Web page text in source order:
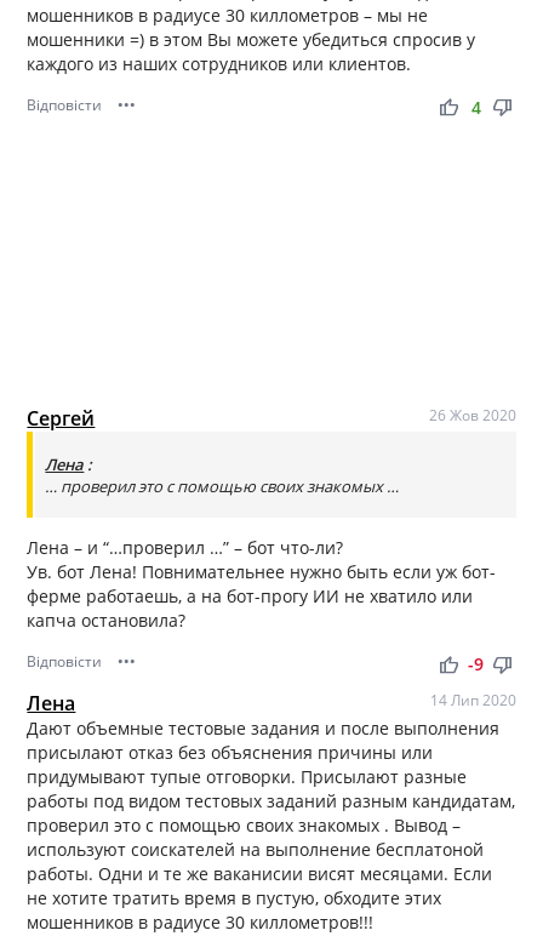
мошенников в радиусе 30 киллометров – мы не
мошенники =) в этом Вы можете убедиться спросив у
каждого из наших сотрудников или клиентов.
Відповісти ••• thumb_up thumb_down
4
Сергей 26 Жов 2020
Лена :
… проверил это с помощью своих знакомых …
Лена – и “…проверил …” – бот что-ли?
Ув. бот Лена! Повнимательнее нужно быть если уж бот-
ферме работаешь, а на бот-прогу ИИ не хватило или
капча остановила?
Відповісти ••• thumb_up thumb_down
-9
Лена 14 Лип 2020
Дают объемные тестовые задания и после выполнения
присылают отказ без объяснения причины или
придумывают тупые отговорки. Присылают разные
работы под видом тестовых заданий разным кандидатам,
проверил это с помощью своих знакомых . Вывод –
используют соискателей на выполнение бесплатоной
работы. Одни и те же ваканисии висят месяцами. Если
не хотите тратить время в пустую, обходите этих
мошенников в радиусе 30 киллометров!!!